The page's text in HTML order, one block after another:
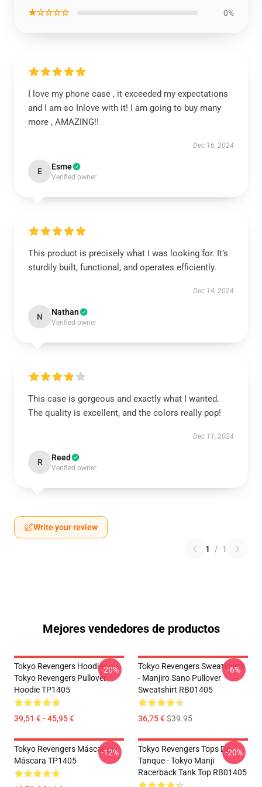
★☆☆☆☆ 0%
I love my phone case , it exceeded my expectations
and I am so Inlove with it! I am going to buy many
more , AMAZING!!
Dec 16, 2024
E Esme
Verified owner
This product is precisely what I was looking for. It’s
sturdily built, functional, and operates efficiently.
Dec 14, 2024
N Nathan
Verified owner
This case is gorgeous and exactly what I wanted.
The quality is excellent, and the colors really pop!
Dec 11, 2024
R Reed
Verified owner
Write your review
1 / 1
Mejores vendedores de productos
Tokyo Revengers Hoodies -
Tokyo Revengers Pullover
Hoodie TP1405
39,51 € - 45,95 €
-20%
Tokyo Revengers Sweatshirts
- Manjiro Sano Pullover
Sweatshirt RB01405
36,75 €$39.95
-6%
Tokyo Revengers Máscaras -
Máscara TP1405
-12%
Tokyo Revengers Tops De
Tanque - Tokyo Manji
Racerback Tank Top RB01405
-20%